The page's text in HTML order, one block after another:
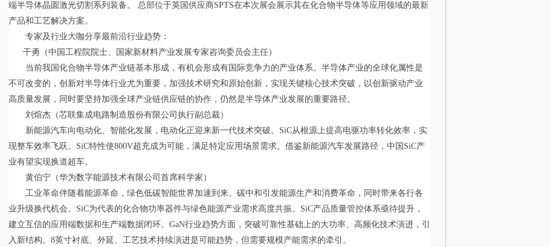
端半导体晶圆激光切割系列装备。 总部位于英国供应商SPTS在本次展会展示其在化合物半导体等应用领域的最新
产品和工艺解决方案。
专家及行业大咖分享最前沿行业趋势：
干勇（中国工程院院士、国家新材料产业发展专家咨询委员会主任）
当前我国化合物半导体产业链基本形成，有机会形成有国际竞争力的产业体系。半导体产业的全球化属性是
不可改变的，创新对半导体行业尤为重要，加强技术研究和原始创新，实现关键核心技术突破，以创新驱动产业
高质量发展，同时要坚持加强全球产业链供应链的协作，仍然是半导体产业发展的重要路径。
刘煊杰（芯联集成电路制造股份有限公司执行副总裁）
新能源汽车向电动化、智能化发展，电动化正迎来新一代技术突破。 SiC从根源上提高电驱功率转化效率，实
现整车效率飞跃。 SiC特性使800V超充成为可能，满足特定应用场景需求。借鉴新能源汽车发展路径，中国 SiC产
业有望实现换道超车。
黄伯宁（华为数字能源技术有限公司首席科学家）
工业革命伴随着能源革命，绿色低碳智能世界加速到来。碳中和引发能源生产和消费革命，同时带来各行各
业升级换代机会。 SiC为代表的化合物功率器件与绿色能源产业需求高度共振。 SiC产品质量管控体系亟待提升，
建立互信的应用端数据和生产端数据闭环。 GaN行业趋势方面，突破可靠性基础上的大功率、高频化技术演进，引
入新结构。 8英寸衬底、外延、工艺技术持续演进是可能趋势，但需要规模产能需求的牵引。